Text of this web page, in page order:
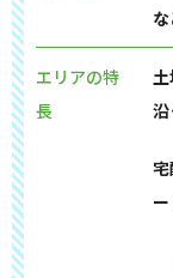
エリアの特
長